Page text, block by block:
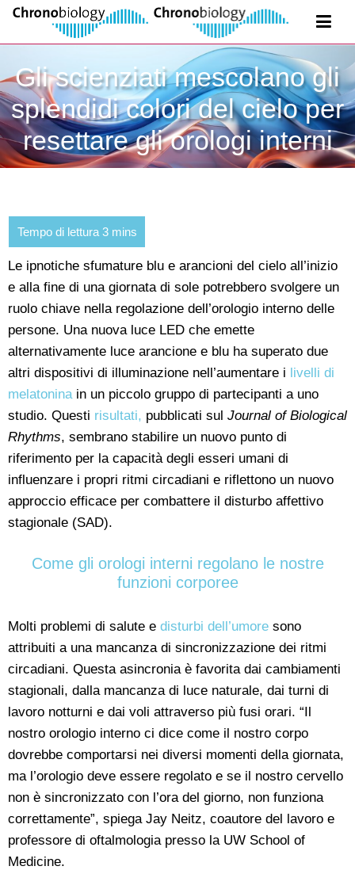
Gli scienziati mescolano gli
splendidi colori del cielo per
resettare gli orologi interni
Le ipnotiche sfumature blu e arancioni del cielo all’inizio
e alla fine di una giornata di sole potrebbero svolgere un
ruolo chiave nella regolazione dell’orologio interno delle
persone. Una nuova luce LED che emette
alternativamente luce arancione e blu ha superato due
altri dispositivi di illuminazione nell’aumentare i livelli di
melatoninain un piccolo gruppo di partecipanti a uno
studio. Questi risultati, pubblicati sul Journal of Biological
Rhythms, sembrano stabilire un nuovo punto di
riferimento per la capacità degli esseri umani di
influenzare i propri ritmi circadiani e riflettono un nuovo
approccio efficace per combattere il disturbo affettivo
stagionale (SAD).
Come gli orologi interni regolano le nostre
funzioni corporee
Molti problemi di salute e disturbi dell’umore sono
attribuiti a una mancanza di sincronizzazione dei ritmi
circadiani. Questa asincronia è favorita dai cambiamenti
stagionali, dalla mancanza di luce naturale, dai turni di
lavoro notturni e dai voli attraverso più fusi orari. “Il
nostro orologio interno ci dice come il nostro corpo
dovrebbe comportarsi nei diversi momenti della giornata,
ma l’orologio deve essere regolato e se il nostro cervello
non è sincronizzato con l’ora del giorno, non funziona
correttamente”, spiega Jay Neitz, coautore del lavoro e
professore di oftalmologia presso la UW School of
Medicine.